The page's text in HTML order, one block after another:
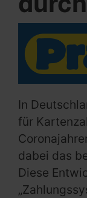
In
für
dabei das
Diese